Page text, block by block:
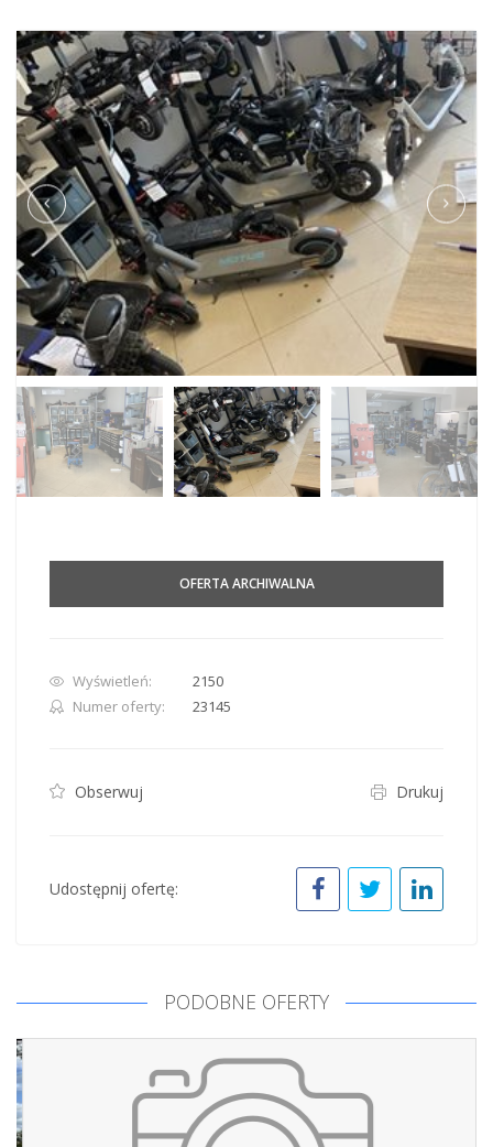
OFERTA ARCHIWALNA
Wyświetleń:
2150
Numer oferty:
23145
Obserwuj Drukuj
Udostępnij ofertę:
PODOBNE OFERTY